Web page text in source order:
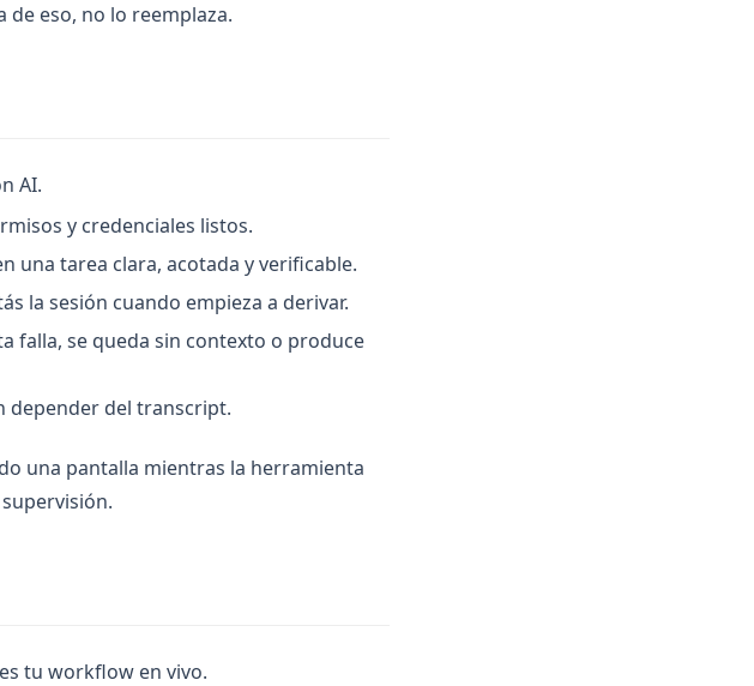
eso, no lo reemplaza.
AI.
y credenciales listos.
una tarea clara, acotada y verificable.
la sesión cuando empieza a derivar.
falla, se queda sin contexto o produce
depender del transcript.
una pantalla mientras la herramienta
tu workflow en vivo.